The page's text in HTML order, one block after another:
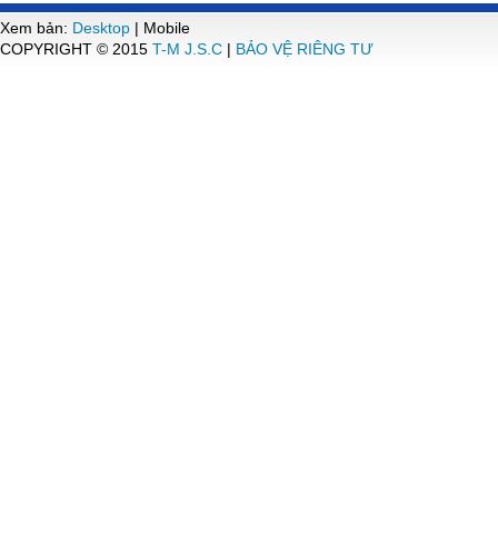
Xem bản: Desktop | Mobile
COPYRIGHT © 2015 T-M J.S.C | BẢO VỆ RIÊNG TƯ